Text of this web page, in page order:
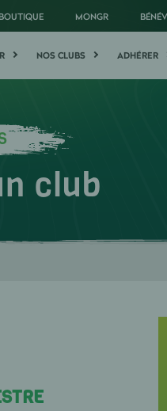
BOUTIQUE MONGR
NOS CLUBS ADHÉRER
club